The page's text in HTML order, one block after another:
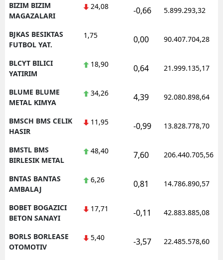
BIZIM BIZIM
MAGAZALARI
24,08 -0,66 5.899.293,32
BJKAS BESIKTAS
FUTBOL YAT.
1,75 0,00 90.407.704,28
BLCYT BILICI
YATIRIM
18,90 0,64 21.999.135,17
BLUME BLUME
METAL KIMYA
34,26 4,39 92.080.898,64
BMSCH BMS CELIK
HASIR
11,95 -0,99 13.828.778,70
BMSTL BMS
BIRLESIK METAL
48,40 7,60 206.440.705,56
BNTAS BANTAS
AMBALAJ
6,26 0,81 14.786.890,57
BOBET BOGAZICI
BETON SANAYI
17,71 -0,11 42.883.885,08
BORLS BORLEASE
OTOMOTIV
5,40 -3,57 22.485.578,60